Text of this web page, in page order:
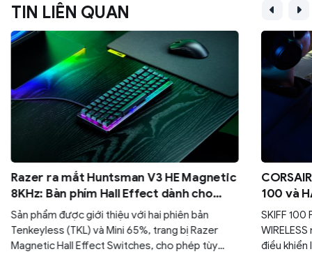
TIN LIÊN QUAN
Razer ra mắt Huntsman V3 HE Magnetic
8KHz: Bàn phím Hall Effect dành cho
game thủ esports
Sản phẩm được giới thiệu với hai phiên bản
Tenkeyless (TKL) và Mini 65%, trang bị Razer
Magnetic Hall Effect Switches, cho phép tùy
100 và
đa năng
SKIFF 100
điều khiển